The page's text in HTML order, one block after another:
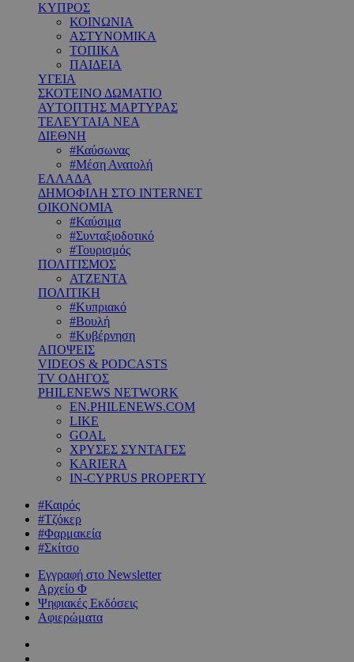
ΚΥΠΡΟΣ
ΚΟΙΝΩΝΙΑ
ΑΣΤΥΝΟΜΙΚΑ
ΤΟΠΙΚΑ
ΠΑΙΔΕΙΑ
ΥΓΕΙΑ
ΣΚΟΤΕΙΝΟ ΔΩΜΑΤΙΟ
ΑΥΤΟΠΤΗΣ ΜΑΡΤΥΡΑΣ
ΤΕΛΕΥΤΑΙΑ ΝΕΑ
ΔΙΕΘΝΗ
#Καύσωνας
#Μέση Ανατολή
ΕΛΛΑΔΑ
ΔΗΜΟΦΙΛΗ ΣΤΟ INTERNET
ΟΙΚΟΝΟΜΙΑ
#Καύσιμα
#Συνταξιοδοτικό
#Τουρισμός
ΠΟΛΙΤΙΣΜΟΣ
ΑΤΖΕΝΤΑ
ΠΟΛΙΤΙΚΗ
#Κυπριακό
#Βουλή
#Κυβέρνηση
ΑΠΟΨΕΙΣ
VIDEOS & PODCASTS
TV ΟΔΗΓΟΣ
PHILENEWS NETWORK
EN.PHILENEWS.COM
LIKE
GOAL
ΧΡΥΣΕΣ ΣΥΝΤΑΓΕΣ
KARIERA
IN-CYPRUS PROPERTY
#Καιρός
#Τζόκερ
#Φαρμακεία
#Σκίτσο
Εγγραφή στο Newsletter
Αρχείο Φ
Ψηφιακές Εκδόσεις
Αφιερώματα